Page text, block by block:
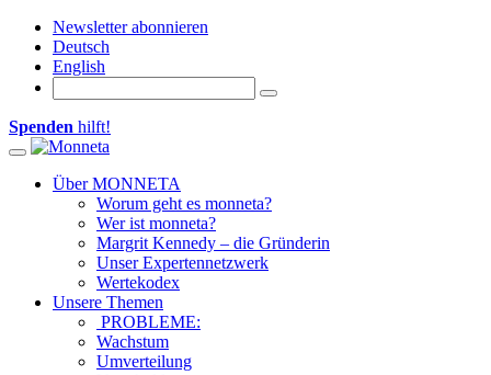
Newsletter abonnieren
Deutsch
English
Spenden hilft!
Toggle navigation
Über MONNETA
Worum geht es monneta?
Wer ist monneta?
Margrit Kennedy – die Gründerin
Unser Expertennetzwerk
Wertekodex
Unsere Themen
PROBLEME:
Wachstum
Umverteilung